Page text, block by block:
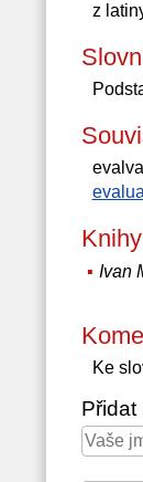
z
Ivan
Ke
Přidat